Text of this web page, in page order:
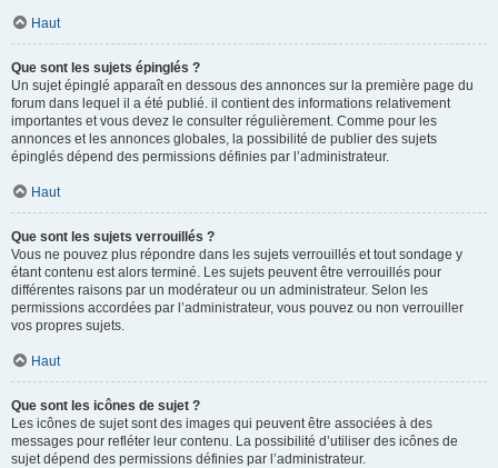
Haut
Que sont les sujets épinglés ?
Un sujet épinglé apparaît en dessous des annonces sur la première page du
forum dans lequel il a été publié. il contient des informations relativement
importantes et vous devez le consulter régulièrement. Comme pour les
annonces et les annonces globales, la possibilité de publier des sujets
épinglés dépend des permissions définies par l’administrateur.
Haut
Que sont les sujets verrouillés ?
Vous ne pouvez plus répondre dans les sujets verrouillés et tout sondage y
étant contenu est alors terminé. Les sujets peuvent être verrouillés pour
différentes raisons par un modérateur ou un administrateur. Selon les
permissions accordées par l’administrateur, vous pouvez ou non verrouiller
vos propres sujets.
Haut
Que sont les icônes de sujet ?
Les icônes de sujet sont des images qui peuvent être associées à des
messages pour refléter leur contenu. La possibilité d’utiliser des icônes de
sujet dépend des permissions définies par l’administrateur.